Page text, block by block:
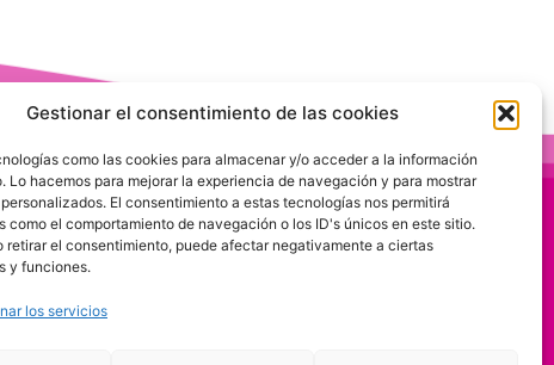
Gestionar el consentimiento de las cookies
como las cookies para almacenar y/o acceder a la información
Lo hacemos para mejorar la experiencia de navegación y para mostrar
El consentimiento a estas tecnologías nos permitirá
como el comportamiento de navegación o los ID's únicos en este sitio.
retirar el consentimiento, puede afectar negativamente a ciertas
y funciones.
los servicios